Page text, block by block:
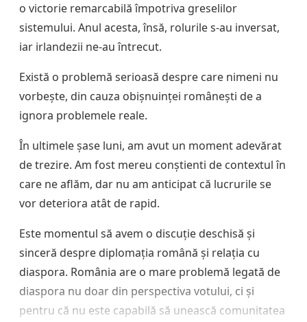
o victorie remarcabilă împotriva greselilor
sistemului. Anul acesta, însă, rolurile s-au inversat,
iar irlandezii ne-au întrecut.
Există o problemă serioasă despre care nimeni nu
vorbește, din cauza obișnuinței românești de a
ignora problemele reale.
În ultimele șase luni, am avut un moment adevărat
de trezire. Am fost mereu conștienti de contextul în
care ne aflăm, dar nu am anticipat că lucrurile se
vor deteriora atât de rapid.
Este momentul să avem o discuție deschisă și
sinceră despre diplomația română și relația cu
diaspora. România are o mare problemă legată de
diaspora nu doar din perspectiva votului, ci și
pentru că nu este capabilă să unească comunitatea